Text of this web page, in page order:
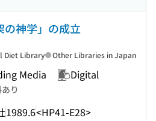
の神学」の成立
Media Digital
り
1989.6<HP41-E28>
Diet Library Other Libraries in Japan